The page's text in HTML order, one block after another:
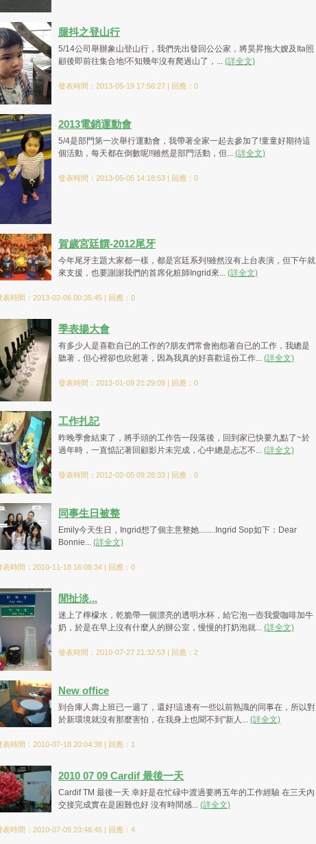
腿抖之登山行
5/14公司舉辦象山登山行，我們先出發回公公家，將昊昇拖大嫂及Ita照
顧後即前往集合地!不知幾年沒有爬過山了，... (詳全文)
發表時間：2013-05-19 17:56:27 | 回應：0
2013電銷運動會
5/4是部門第一次舉行運動會，我帶著全家一起去參加了!童童好期待這
個活動，每天都在倒數呢!!雖然是部門活動，但... (詳全文)
發表時間：2013-05-05 14:18:53 | 回應：0
賀歲宮廷饌-2012尾牙
今年尾牙主題大家都一樣，都是宮廷系列!雖然沒有上台表演，但下午就
來支援，也要謝謝我們的首席化粧師Ingrid來... (詳全文)
表時間：2013-02-06 00:35:45 | 回應：0
季表揚大會
有多少人是喜歡自已的工作的?朋友們常會抱怨著自已的工作，我總是
聽著，但心裡卻也欣慰著，因為我真的好喜歡這份工作... (詳全文)
發表時間：2013-01-09 21:29:09 | 回應：0
工作扎記
昨晚季會結束了，將手頭的工作告一段落後，回到家已快要九點了~於
過年時，一直惦記著回顧影片未完成，心中總是忐忑不... (詳全文)
發表時間：2012-02-05 09:28:33 | 回應：0
同事生日被整
Emily今天生日，Ingrid想了個主意整她........Ingrid Sop如下：Dear
Bonnie... (詳全文)
表時間：2010-11-18 16:08:34 | 回應：0
閒扯淡...
迷上了檸檬水，乾脆帶一個漂亮的透明水杯，給它泡一壺我愛咖啡加牛
奶，於是在早上沒有什麼人的辦公室，慢慢的打奶泡就... (詳全文)
發表時間：2010-07-27 21:32:53 | 回應：2
New office
到合庫人壽上班已一週了，還好!這邊有一些以前熟識的同事在，所以對
於新環境就沒有那麼害怕，在我身上也聞不到"新人... (詳全文)
表時間：2010-07-18 20:04:38 | 回應：1
2010 07 09 Cardif 最後一天
Cardif TM 最後一天 幸好是在忙碌中渡過要將五年的工作經驗 在三天內
交接完成實在是困難也好 沒有時間感... (詳全文)
表時間：2010-07-09 23:48:45 | 回應：4